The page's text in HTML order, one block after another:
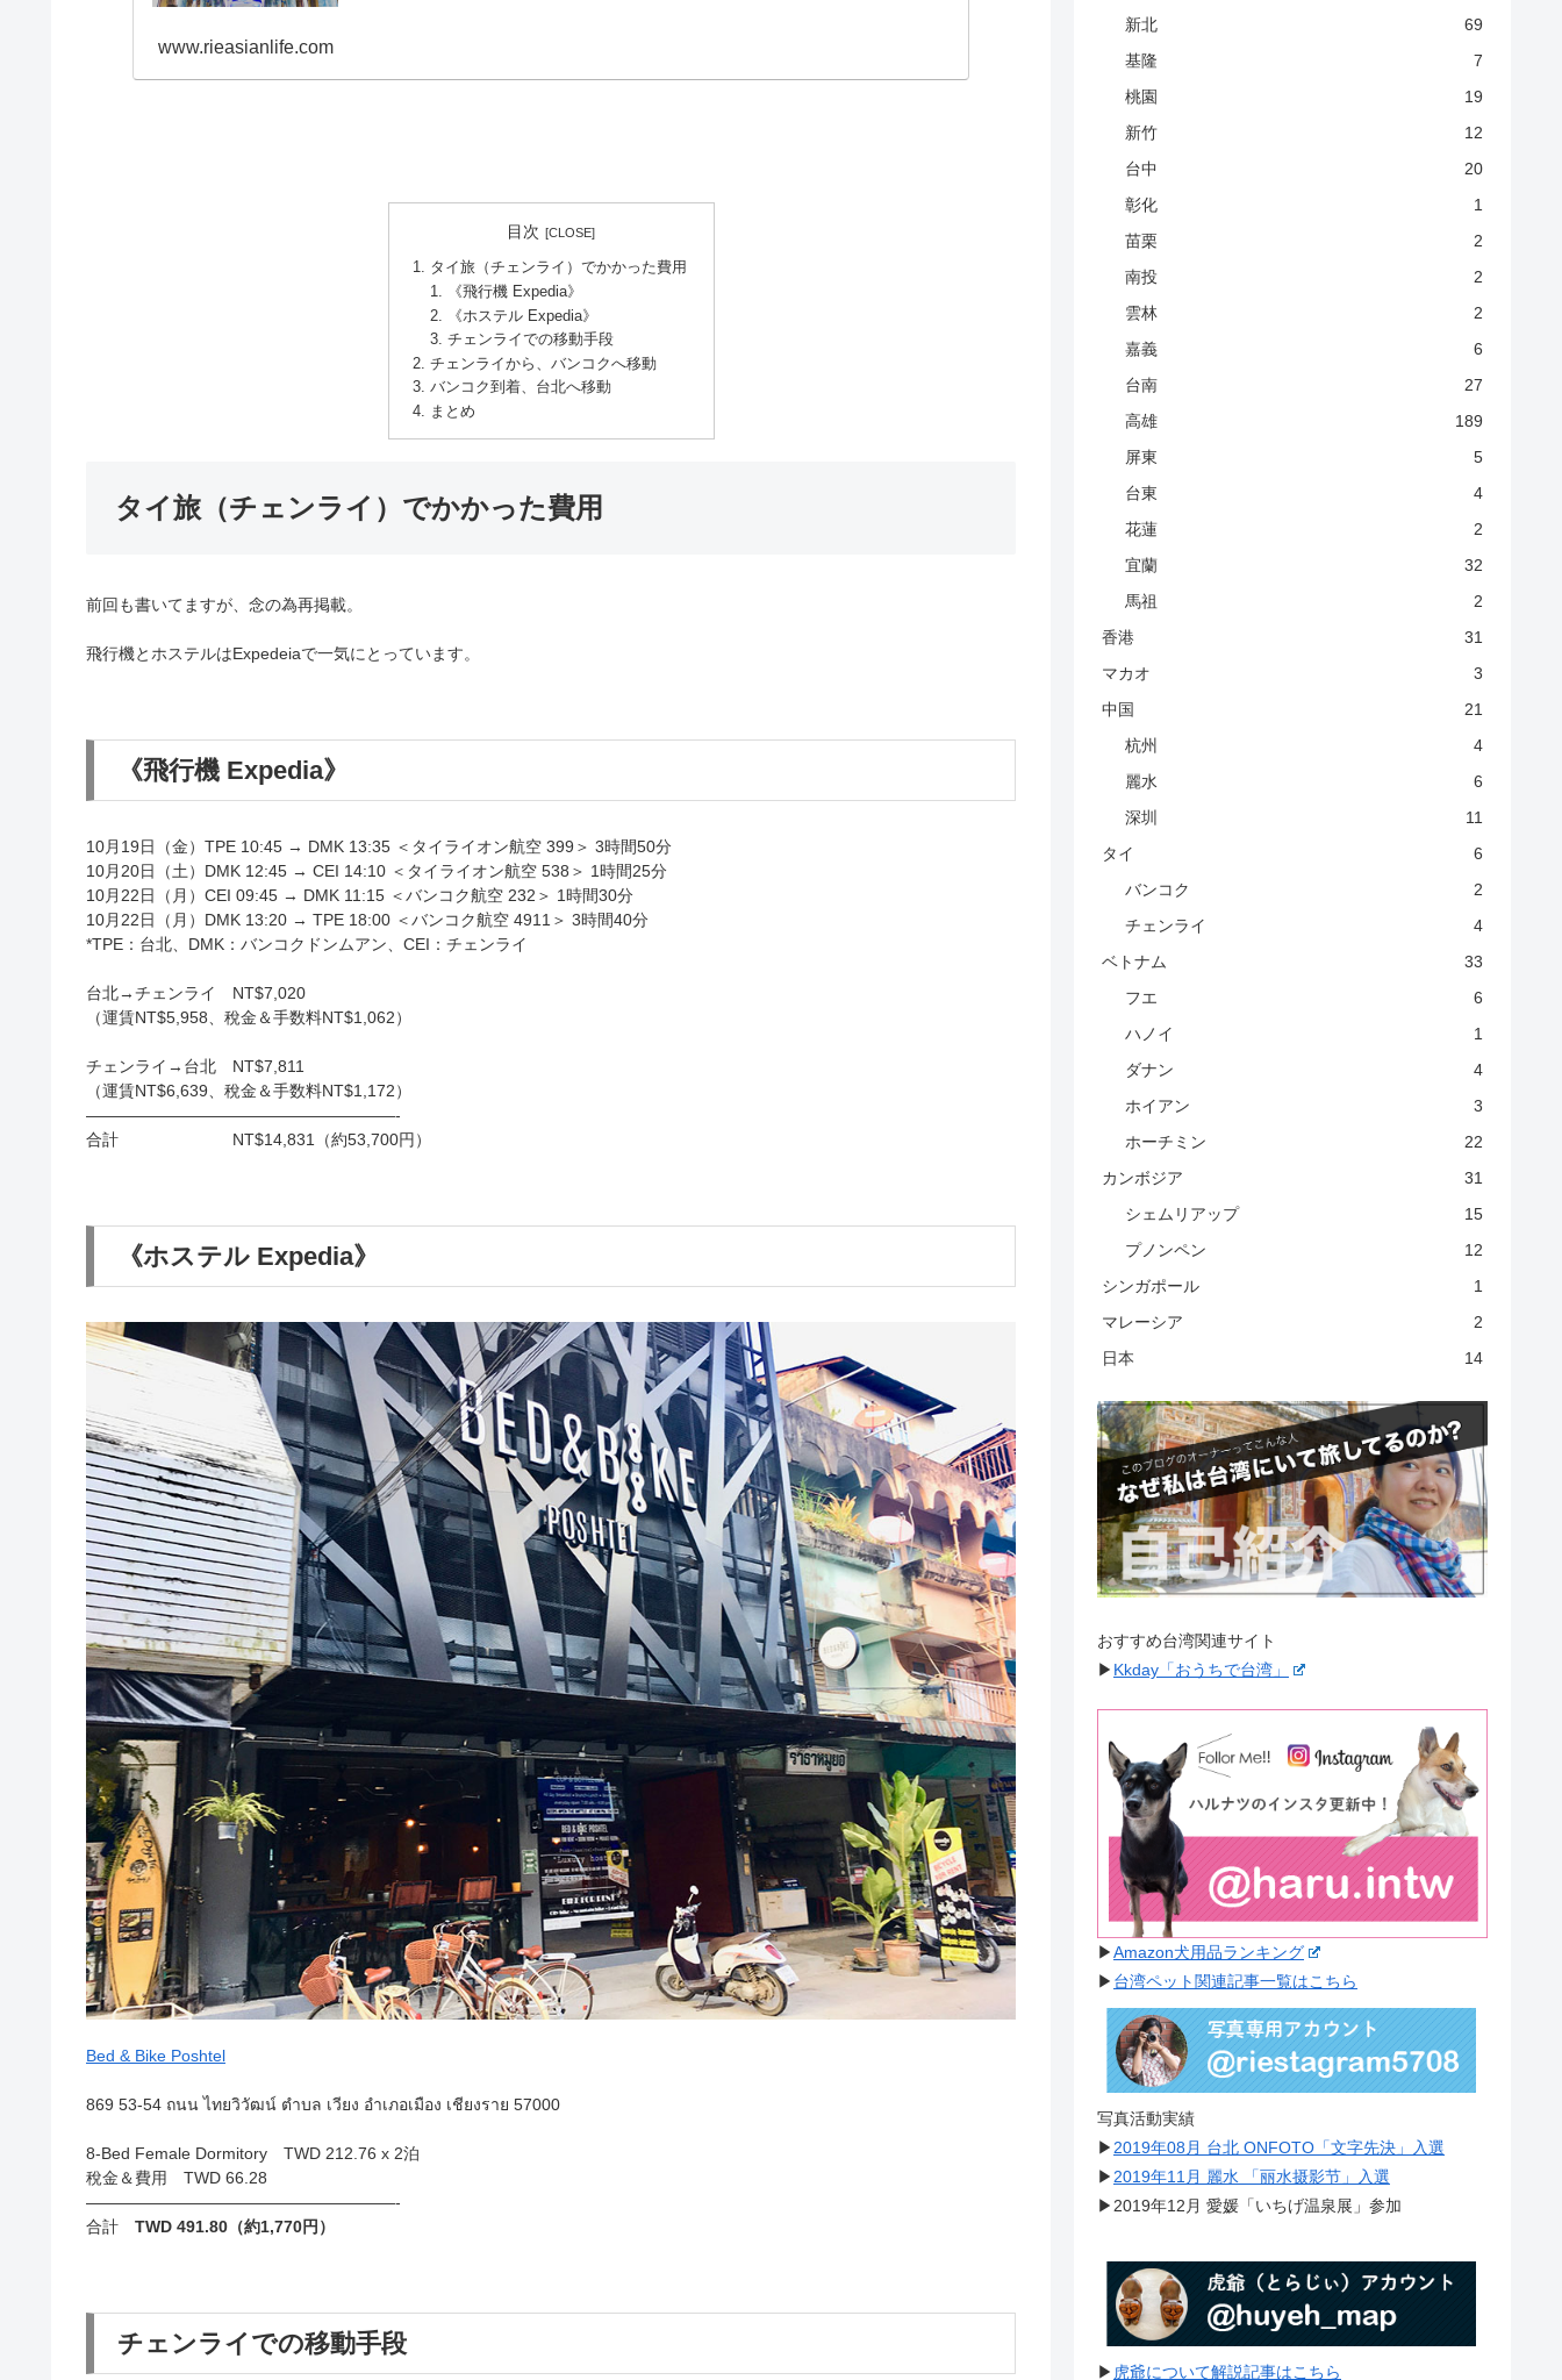
www.rieasianlife.com
目次
タイ旅（チェンライ）でかかった費用
《飛行機 Expedia》
《ホステル Expedia》
チェンライでの移動手段
チェンライから、バンコクへ移動
バンコク到着、台北へ移動
まとめ
タイ旅（チェンライ）でかかった費用
前回も書いてますが、念の為再掲載。
飛行機とホステルはExpedeiaで一気にとっています。
《飛行機 Expedia》
10月19日（金）TPE 10:45 → DMK 13:35 ＜タイライオン航空 399＞ 3時間50分
10月20日（土）DMK 12:45 → CEI 14:10 ＜タイライオン航空 538＞ 1時間25分
10月22日（月）CEI 09:45 → DMK 11:15 ＜バンコク航空 232＞ 1時間30分
10月22日（月）DMK 13:20 → TPE 18:00 ＜バンコク航空 4911＞ 3時間40分
*TPE：台北、DMK：バンコクドンムアン、CEI：チェンライ
台北→チェンライ NT$7,020
（運賃NT$5,958、稅金＆手数料NT$1,062）
チェンライ→台北 NT$7,811
（運賃NT$6,639、稅金＆手数料NT$1,172）
———————————————————-
合計 NT$14,831（約53,700円）
《ホステル Expedia》
Bed & Bike Poshtel
869 53-54 ถนน ไทยวิวัฒน์ ตำบล เวียง อำเภอเมือง เชียงราย 57000
8-Bed Female Dormitory TWD 212.76 x 2泊
稅金＆費用 TWD 66.28
———————————————————-
合計 TWD 491.80（約1,770円）
チェンライでの移動手段
新北
69
基隆
7
桃園
19
新竹
12
台中
20
彰化
1
苗栗
2
南投
2
雲林
2
嘉義
6
台南
27
高雄
189
屏東
5
台東
4
花蓮
2
宜蘭
32
馬祖
2
香港
31
マカオ
3
中国
21
杭州
4
麗水
6
深圳
11
タイ
6
バンコク
2
チェンライ
4
ベトナム
33
フエ
6
ハノイ
1
ダナン
4
ホイアン
3
ホーチミン
22
カンボジア
31
シェムリアップ
15
プノンペン
12
シンガポール
1
マレーシア
2
日本
14
おすすめ台湾関連サイト
▶︎ Kkday「おうちで台湾」
▶︎Amazon犬用品ランキング
▶︎ 台湾ペット関連記事一覧はこちら
写真活動実績
▶︎ 2019年08月 台北 ONFOTO「文字先決」入選
▶︎ 2019年11月 麗水 「丽水摄影节」入選
▶︎2019年12月 愛媛「いちげ温泉展」参加
▶︎ 虎爺について解説記事はこちら